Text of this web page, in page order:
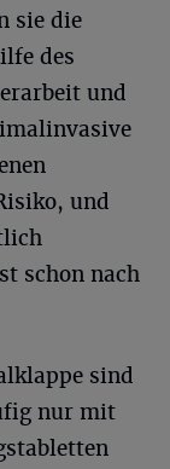
sie die
des
und
und
schon nach
sind
nur mit